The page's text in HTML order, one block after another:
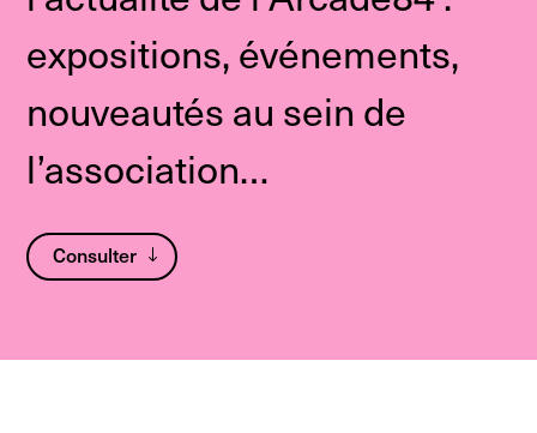
expositions, événements,
nouveautés au sein de
l’association…
Consulter